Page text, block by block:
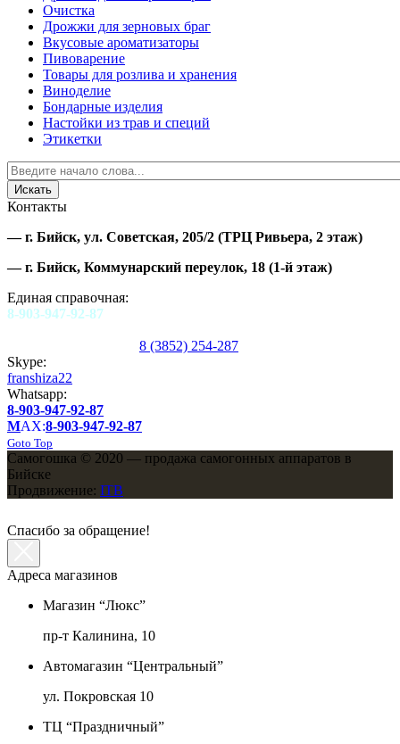
Очистка
Дрожжи для зерновых браг
Вкусовые ароматизаторы
Пивоварение
Товары для розлива и хранения
Виноделие
Бондарные изделия
Настойки из трав и специй
Этикетки
Контакты
—г. Бийск, ул. Советская, 205/2 (ТРЦ Ривьера, 2 этаж)
—г. Бийск, Коммунарский переулок, 18 (1-й этаж)
Единая справочная:
8-903-947-92-87
8 (3852) 254-287
Skype:
franshiza22
Whatsapp:
8-903-947-92-87
MAX:8-903-947-92-87
Goto Top
Самогошка © 2020 — продажа самогонных аппаратов в
Бийске
Продвижение: ITB
Спасибо за обращение!
Адреса магазинов
Магазин “Люкс”
пр-т Калинина, 10
Автомагазин “Центральный”
ул. Покровская 10
ТЦ “Праздничный”